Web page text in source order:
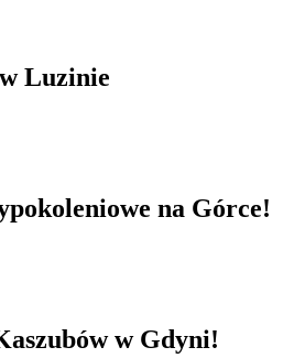
Luzinie
na Górce!
w Gdyni!